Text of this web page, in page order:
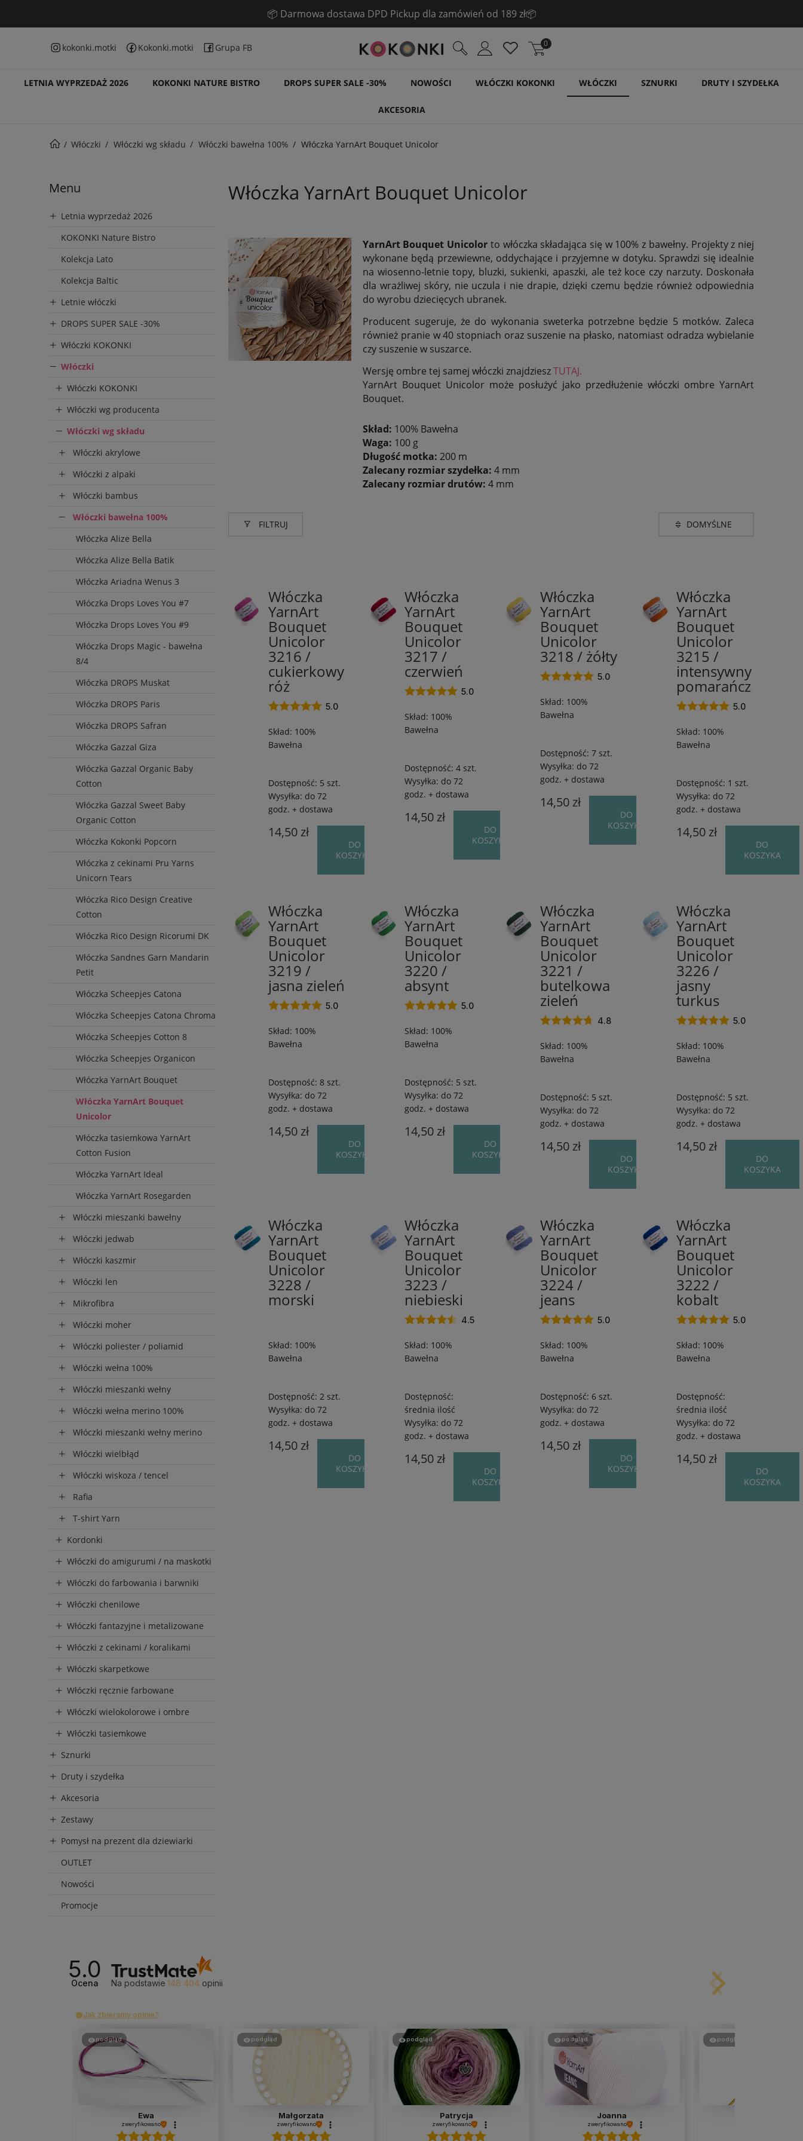
☀️ Pogłębiamy LETNIĄ WYPRZEDAŻ! ☀️Sprawdź!
kokonki.motki Kokonki.motki Grupa FB 0
LETNIA WYPRZEDAŻ 2026 KOKONKI NATURE BISTRO DROPS SUPER SALE -30% NOWOŚCI WŁÓCZKI KOKONKI WŁÓCZKI SZNURKI DRUTY I SZYDEŁKA
AKCESORIA
Włóczki Włóczki wg składu Włóczki bawełna 100% Włóczka YarnArt Bouquet Unicolor
Menu
Letnia wyprzedaż 2026
KOKONKI Nature Bistro
Kolekcja Lato
Kolekcja Baltic
Letnie włóczki
DROPS SUPER SALE -30%
Włóczki KOKONKI
Włóczki
Włóczki KOKONKI
Włóczki wg producenta
Włóczki wg składu
Włóczki akrylowe
Włóczki z alpaki
Włóczki bambus
Włóczki bawełna 100%
Włóczka Alize Bella
Włóczka Alize Bella Batik
Włóczka Ariadna Wenus 3
Włóczka Drops Loves You #7
Włóczka Drops Loves You #9
Włóczka Drops Magic - bawełna
8/4
Włóczka DROPS Muskat
Włóczka DROPS Paris
Włóczka DROPS Safran
Włóczka Gazzal Giza
Włóczka Gazzal Organic Baby
Cotton
Włóczka Gazzal Sweet Baby
Organic Cotton
Włóczka Kokonki Popcorn
Włóczka z cekinami Pru Yarns
Unicorn Tears
Włóczka Rico Design Creative
Cotton
Włóczka Rico Design Ricorumi DK
Włóczka Sandnes Garn Mandarin
Petit
Włóczka Scheepjes Catona
Włóczka Scheepjes Catona Chroma
Włóczka Scheepjes Cotton 8
Włóczka Scheepjes Organicon
Włóczka YarnArt Bouquet
Włóczka YarnArt Bouquet
Unicolor
Włóczka tasiemkowa YarnArt
Cotton Fusion
Włóczka YarnArt Ideal
Włóczka YarnArt Rosegarden
Włóczki mieszanki bawełny
Włóczki jedwab
Włóczki kaszmir
Włóczki len
Mikrofibra
Włóczki moher
Włóczki poliester / poliamid
Włóczki wełna 100%
Włóczki mieszanki wełny
Włóczki wełna merino 100%
Włóczki mieszanki wełny merino
Włóczki wielbłąd
Włóczki wiskoza / tencel
Rafia
T-shirt Yarn
Kordonki
Włóczki do amigurumi / na maskotki
Włóczki do farbowania i barwniki
Włóczki chenilowe
Włóczki fantazyjne i metalizowane
Włóczki z cekinami / koralikami
Włóczki skarpetkowe
Włóczki ręcznie farbowane
Włóczki wielokolorowe i ombre
Włóczki tasiemkowe
Sznurki
Druty i szydełka
Akcesoria
Zestawy
Pomysł na prezent dla dziewiarki
OUTLET
Nowości
Promocje
Włóczka YarnArt Bouquet Unicolor
YarnArt Bouquet Unicolor to włóczka składająca się w 100% z bawełny. Projekty z niej
wykonane będą przewiewne, oddychające i przyjemne w dotyku. Sprawdzi się idealnie
na wiosenno-letnie topy, bluzki, sukienki, apaszki, ale też koce czy narzuty. Doskonała
dla wrażliwej skóry, nie uczula i nie drapie, dzięki czemu będzie również odpowiednia
do wyrobu dziecięcych ubranek.
Producent sugeruje, że do wykonania sweterka potrzebne będzie 5 motków. Zaleca
również pranie w 40 stopniach oraz suszenie na płasko, natomiast odradza wybielanie
czy suszenie w suszarce.
Wersję ombre tej samej włóczki znajdzieszTUTAJ.
YarnArt Bouquet Unicolor może posłużyć jako przedłużenie włóczki ombre YarnArt
Bouquet.
Skład: 100% Bawełna
Waga: 100 g
Długość motka: 200 m
Zalecany rozmiar szydełka: 4 mm
Zalecany rozmiar drutów: 4 mm
FILTRUJ
odcienie niebieskiego(5)
odcienie
pomarańczowego
odcienie różu (1)
odcienie zieleni(3)
do 72 godz. + dostawa
Cena
FILTRUJ
Włóczka
YarnArt
Bouquet
Unicolor
3216 /
cukierkowy
róż
Bawełna
5.0
Skład: 100%
Bawełna
Dostępność: 5 szt.
Wysyłka: do 72
godz. + dostawa
14,50 zł
DO
KOSZYKA
Włóczka
YarnArt
Bouquet
Unicolor
3217 /
czerwień
Bawełna
5.0
Skład: 100%
Bawełna
Dostępność: 4 szt.
Wysyłka: do 72
godz. + dostawa
14,50 zł
DO
KOSZYKA
Włóczka
YarnArt
Bouquet
Unicolor
3218 / żółty
Bawełna
5.0
Skład: 100%
Bawełna
Dostępność: 7 szt.
Wysyłka: do 72
godz. + dostawa
14,50 zł
DO
KOSZYKA
Włóczka
YarnArt
Bouquet
Unicolor
3215 /
intensywny
pomarańcz
5.0
Skład: 100%
Bawełna
Dostępność: 1 szt.
Wysyłka: do 72
godz. + dostawa
14,50 zł
DO
KOSZYKA
Włóczka
YarnArt
Bouquet
Unicolor
3219 /
jasna zieleń
Bawełna
5.0
Skład: 100%
Bawełna
Dostępność: 8 szt.
Wysyłka: do 72
godz. + dostawa
14,50 zł
DO
KOSZYKA
Włóczka
YarnArt
Bouquet
Unicolor
3220 /
absynt
Bawełna
5.0
Skład: 100%
Bawełna
Dostępność: 5 szt.
Wysyłka: do 72
godz. + dostawa
14,50 zł
DO
KOSZYKA
Włóczka
YarnArt
Bouquet
Unicolor
3221 /
butelkowa
zieleń
Bawełna
4.8
Skład: 100%
Bawełna
Dostępność: 5 szt.
Wysyłka: do 72
godz. + dostawa
14,50 zł
DO
KOSZYKA
Włóczka
YarnArt
Bouquet
Unicolor
3226 /
jasny
turkus
5.0
Skład: 100%
Bawełna
Dostępność: 5 szt.
Wysyłka: do 72
godz. + dostawa
14,50 zł
DO
KOSZYKA
Włóczka
YarnArt
Bouquet
Unicolor
3228 /
morski
Bawełna
Skład: 100%
Bawełna
Dostępność: 2 szt.
Wysyłka: do 72
godz. + dostawa
14,50 zł
DO
KOSZYKA
Włóczka
YarnArt
Bouquet
Unicolor
3223 /
niebieski
Bawełna
4.5
Skład: 100%
Bawełna
Dostępność:
średnia ilość
Wysyłka: do 72
godz. + dostawa
14,50 zł
DO
KOSZYKA
Włóczka
YarnArt
Bouquet
Unicolor
3224 /
jeans
Bawełna
5.0
Skład: 100%
Bawełna
Dostępność: 6 szt.
Wysyłka: do 72
godz. + dostawa
14,50 zł
DO
KOSZYKA
Włóczka
YarnArt
Bouquet
Unicolor
3222 /
kobalt
5.0
Skład: 100%
Bawełna
Dostępność:
średnia ilość
Wysyłka: do 72
godz. + dostawa
14,50 zł
DO
KOSZYKA
5.0
Ocena Na podstawie 148 404 opinii
Jak zbieramy opinie?
podgląd
Ewa
zweryfikowano
podgląd
Małgorzata
zweryfikowano
podgląd
Patrycja
zweryfikowano
podgląd
Joanna
zweryfikowano
podgląd